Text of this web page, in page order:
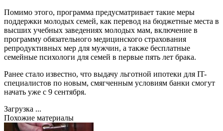
Помимо этого, программа предусматривает такие меры
поддержки молодых семей, как перевод на бюджетные места в
высших учебных заведениях молодых мам, включение в
программу обязательного медицинского страхования
репродуктивных мер для мужчин, а также бесплатные
семейные психологи для семей в первые пять лет брака.
Ранее стало известно, что выдачу льготной ипотеки для IT-
специалистов по новым, смягченным условиям банки смогут
начать уже с 9 сентября.
Загрузка ...
Похожие материалы